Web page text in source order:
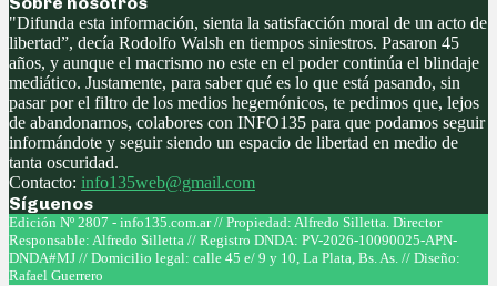
"Difunda esta información, sienta la satisfacción moral de un acto de
libertad”, decía Rodolfo Walsh en tiempos siniestros. Pasaron 45
años, y aunque el macrismo no este en el poder continúa el blindaje
mediático. Justamente, para saber qué es lo que está pasando, sin
pasar por el filtro de los medios hegemónicos, te pedimos que, lejos
de abandonarnos, colabores con INFO135 para que podamos seguir
informándote y seguir siendo un espacio de libertad en medio de
tanta oscuridad.
Contacto: info135web@gmail.com
Síguenos
Facebook
Twitter
Instagram
Youtube
Edición Nº 2807 - info135.com.ar // Propiedad: Alfredo Silletta. Director
Responsable: Alfredo Silletta // Registro DNDA: PV-2026-10090025-APN-
DNDA#MJ // Domicilio legal: calle 45 e/ 9 y 10, La Plata, Bs. As. // Diseño:
Rafael Guerrero